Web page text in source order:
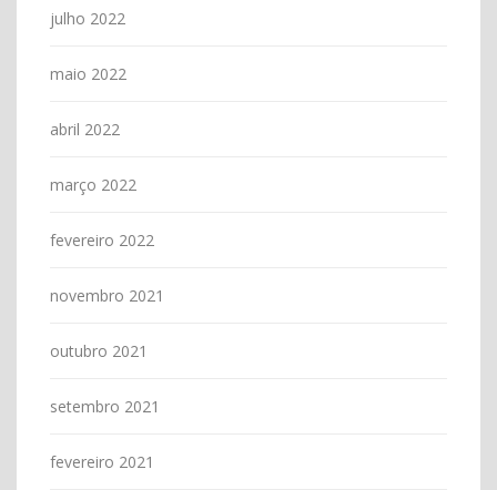
julho 2022
maio 2022
abril 2022
março 2022
fevereiro 2022
novembro 2021
outubro 2021
setembro 2021
fevereiro 2021